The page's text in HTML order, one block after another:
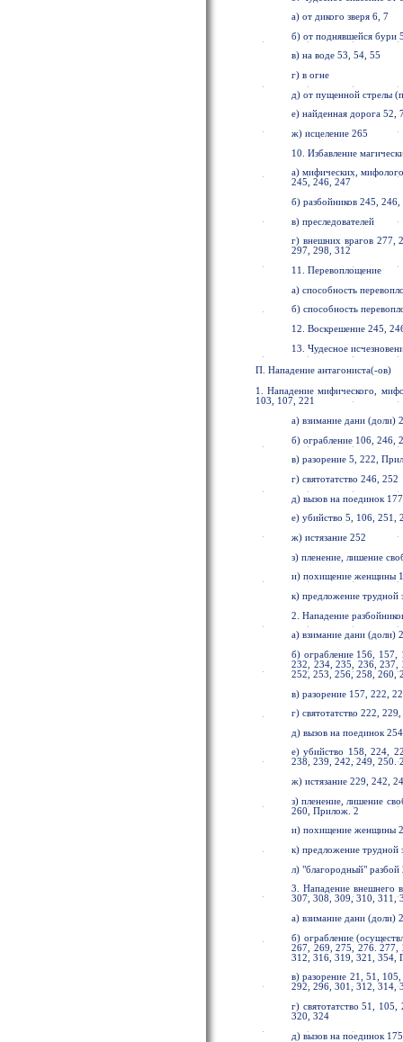
а) от дикого зверя 6, 7
б) от поднявшейся бури
в) на воде 53, 54, 55
г) в огне
д) от пущенной стрелы
е) найденная дорога 52,
ж) исцеление 265
10. Избавление
а) мифических,
245, 246, 247
б) разбойников 245,
в) преследователей
г) внешних врагов
297, 298, 312
11. Перевоплощение
а) способность
б) способность
12. Воскрешение 245,
13. Чудесное
П. Нападение антагониста(-ов)
1. Нападение мифического,
103, 107, 221
а) взимание дани (доли)
б) ограбление 106, 246,
в) разорение 5, 222,
г) святотатство 246, 252
д) вызов на поединок
е) убийство 5, 106, 251,
ж) истязание 252
з) пленение, лишение
и) похищение женщины
к) предложение трудной
2. Нападение
а) взимание дани (доли)
б) ограбление 156,
232, 234, 235, 236, 237,
252, 253, 256, 258, 260,
в) разорение 157, 222,
г) святотатство 222,
д) вызов на поединок 254
е) убийство 158, 224,
238, 239, 242, 249, 250.
ж) истязание 229, 242,
з) пленение, лишение
260, Прилож. 2
и) похищение женщины
к) предложение трудной
л) "благородный"
3. Нападение внешнего
307, 308, 309, 310, 311,
а) взимание дани (доли)
б) ограбление
267, 269, 275, 276. 277,
312, 316, 319, 321, 354,
в) разорение 21, 51,
292, 296, 301, 312, 314,
г) святотатство 51,
320, 324
д) вызов на поединок